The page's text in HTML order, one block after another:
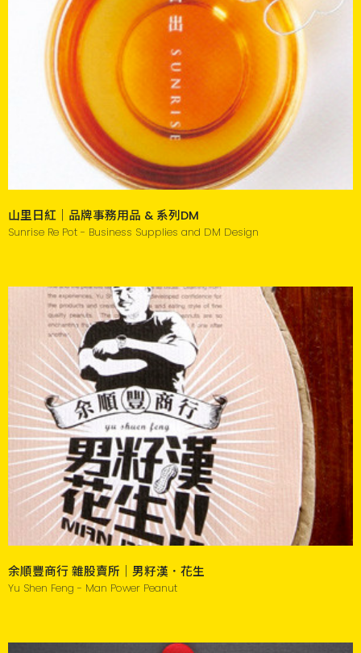
山里日紅｜品牌事務用品 & 系列DM
Sunrise Re Pot - Business Supplies and DM Design
余順豐商行 雜股賣所｜男籽漢．花生
Yu Shen Feng - Man Power Peanut